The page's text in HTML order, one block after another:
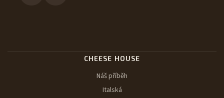
CHEESE HOUSE
Náš příběh
Italská